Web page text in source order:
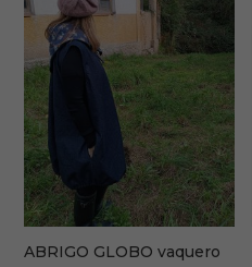
ABRIGO GLOBO vaquero